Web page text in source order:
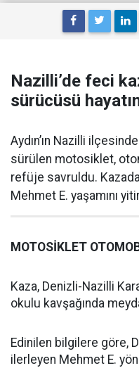
Nazilli’de feci
sürücüsü
Aydın’ın Nazilli
sürülen motosiklet,
refüje savruldu.
Mehmet E. yaşamını
MOTOSİKLET
Kaza, Denizli-Nazilli
okulu kavşağında
Edinilen bilgilere göre,
ilerleyen Mehmet E.